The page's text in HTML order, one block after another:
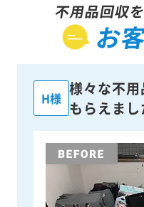
不用品回収
お
H様
様々な不
もらえまし